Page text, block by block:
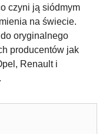
czyni ją siódmym
na świecie.
oryginalnego
producentów jak
Renault i